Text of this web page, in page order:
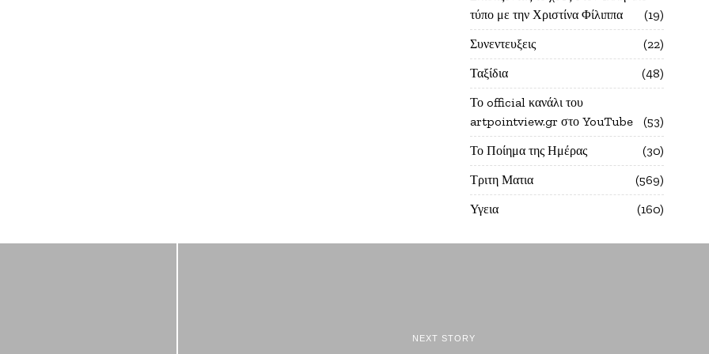
τύπο με την Χριστίνα Φίλιππα
19
Συνεντευξεις
22
Ταξίδια
48
Το official κανάλι του
artpointview.gr στο YouTube
53
Το Ποίημα της Ημέρας
30
Τριτη Ματια
569
Υγεια
160
NEXT STORY